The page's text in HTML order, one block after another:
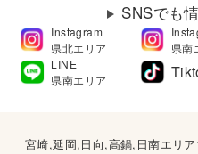
SNSでも
Instagram
県北エリア
県南
LINE
県南エリア
宮崎,延岡,日向,高鍋,日南エリ